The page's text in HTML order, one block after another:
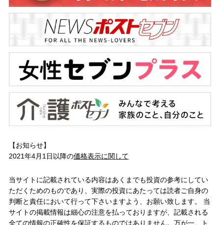
【お知らせ】
2021年4月1日以降の価格表示に関して
当サイトに記載されている内容はあくまでも投資の参考にしてい
ただくためのものであり、実際の投資にあたっては読者ご自身の
判断と責任において行って下さいますよう、お願い致します。 当
サイトの掲載情報は細心の注意を払っておりますが、記載される
全ての情報の正確性を保証するものではありません。万が一、ト